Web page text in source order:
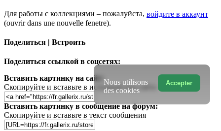
Для работы с коллекциями – пожалуйста, войдите в аккаунт
(ouvrir dans une nouvelle fenetre).
Поделиться | Встроить
Поделиться ссылкой в соцсетях:
Вставить картинку на сайт:
Скопируйте и вставьте в исходный код сайта
Вставить картинку в сообщение на форум:
Скопируйте и вставьте в текст сообщения
Accepter
Nous utilisons
des cookies